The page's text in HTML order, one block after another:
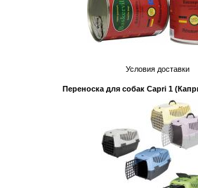
Условия доставки
Переноска для собак Capri 1